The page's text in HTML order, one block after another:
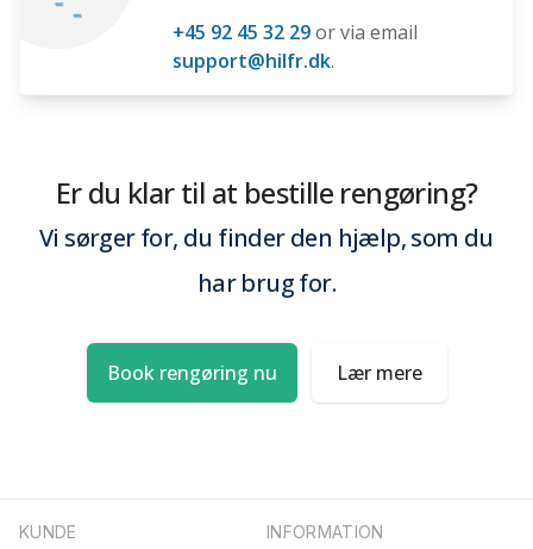
+45 92 45 32 29or via email
support@hilfr.dk.
Er du klar til at bestille rengøring?
Vi sørger for, du finder den hjælp, som du
har brug for.
Book rengøring nu Lær mere
KUNDE INFORMATION